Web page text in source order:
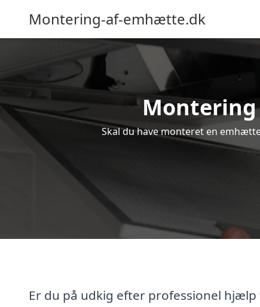
Montering-af-emhætte.dk
Skal du have monteret en
Er du på udkig efter professionel hjælp